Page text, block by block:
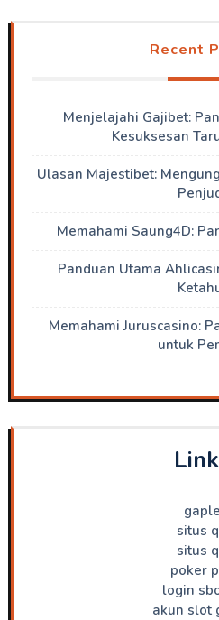
Recent
Menjelajahi Gajibet:
Kesuksesan
Ulasan Majestibet:
Memahami Saung4D:
Panduan Utama
Memahami Juruscasino:
untuk
gaple
situs
situs
poker
login
akun slot